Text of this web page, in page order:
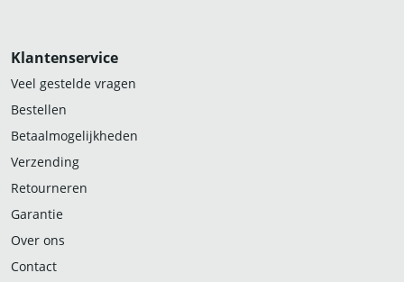
Klantenservice
Veel gestelde vragen
Bestellen
Betaalmogelijkheden
Verzending
Retourneren
Garantie
Over ons
Contact